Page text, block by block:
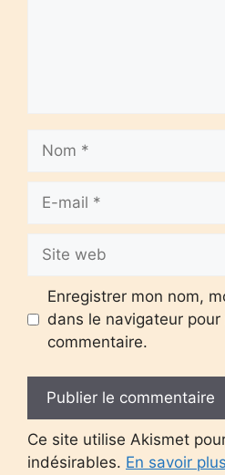
mail
web
Enregistrer mon nom,
dans le navigateur pour
commentaire.
Ce site utilise Akismet
indésirables. En savoir